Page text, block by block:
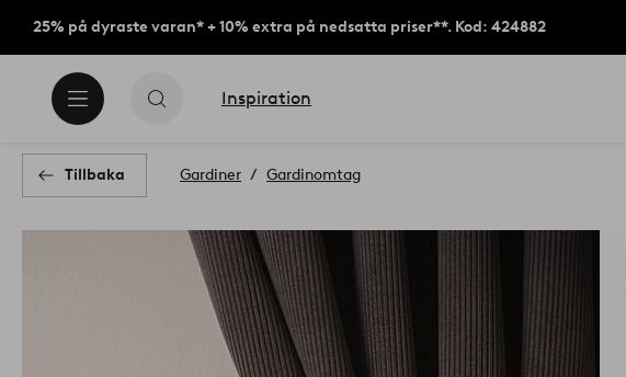
25% på dyraste varan* + 10% extra på nedsatta priser**. Kod: 424882
Inspiration
Tillbaka Gardiner Gardinomtag